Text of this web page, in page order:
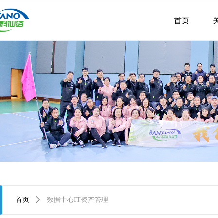
首页
首页 ꄲ 数据中心IT资产管理